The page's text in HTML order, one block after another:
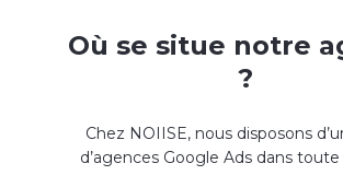
Où se situe notre
?
Chez NOIISE, nous disposons
d’agences Google Ads dans toute